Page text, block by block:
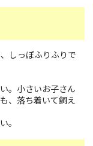
しっぽふりふりで
。小さいお子さん
、落ち着いて飼え
。